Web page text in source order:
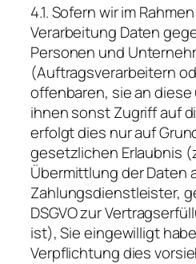
4.1. Sofern wir im
Verarbeitung Daten
Personen und
(Auftragsverarbeitern
offenbaren, sie an
ihnen sonst Zugriff auf
erfolgt dies nur auf
gesetzlichen Erlaubnis
Übermittlung der Daten
Zahlungsdienstleister,
DSGVO zur
ist), Sie eingewilligt
Verpflichtung dies